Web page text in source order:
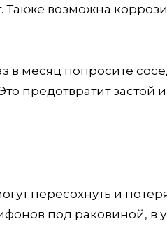
возможна
в месяц попросите
предотвратит застой
пересохнуть и
под раковиной, в